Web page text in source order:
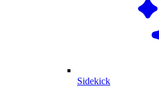
Sidekick